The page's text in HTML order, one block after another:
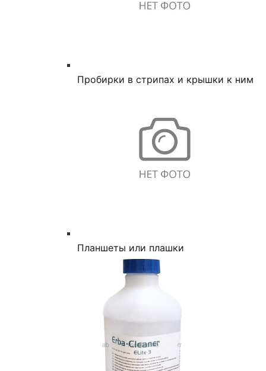
Пробирки в стрипах и крышки к ним
Планшеты или плашки